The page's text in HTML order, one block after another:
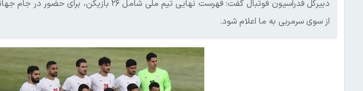
از سوی سرمربی به ما اعلام شود.